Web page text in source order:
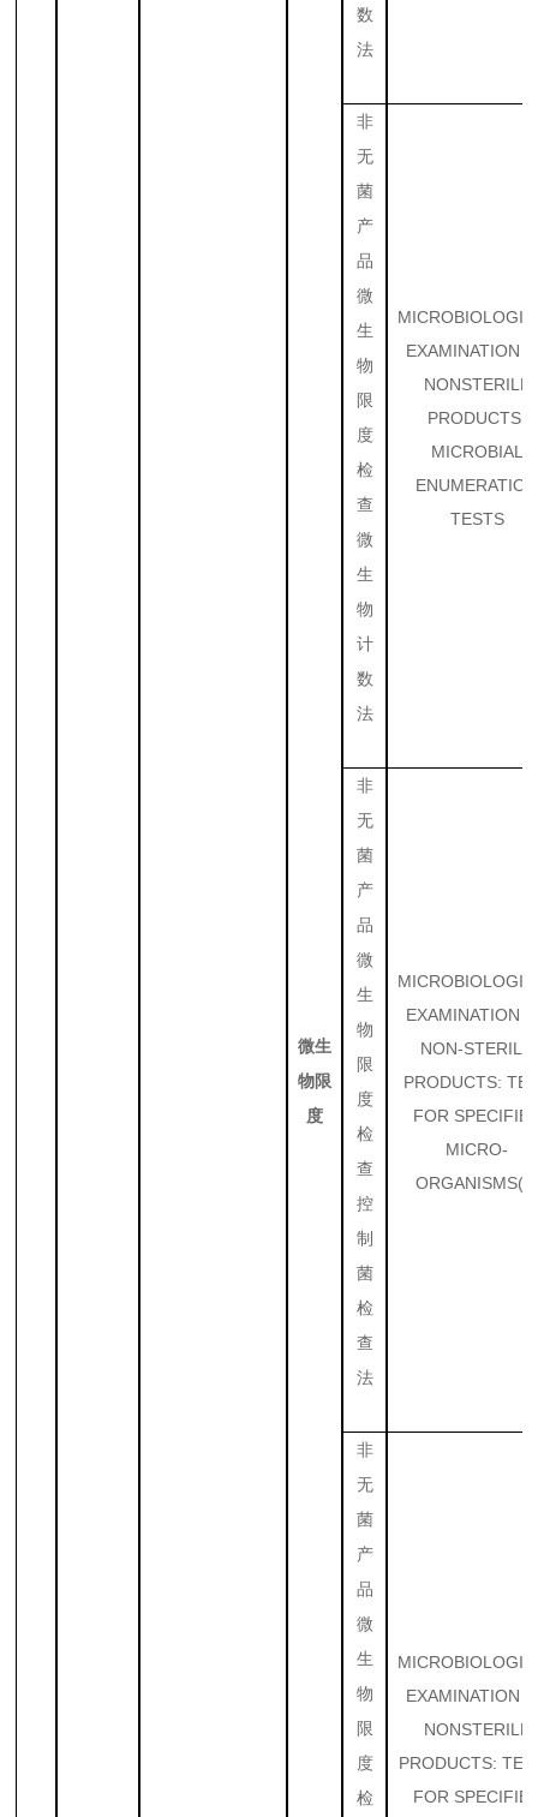
微生
物限
度
数
法
非
无
菌
产
品
微
生
物
限
度
检
查
微
生
物
计
数
法
EXAMINATION
NONSTERILE
PRODUCTS:
MICROBIAL
ENUMERATION
TESTS
非
无
菌
产
品
微
生
物
限
度
检
查
控
制
菌
检
查
法
EXAMINATION
NON-STERILE
PRODUCTS:
FOR
MICRO-
ORGANISMS(3)
非
无
菌
产
品
微
生
物
限
度
检
EXAMINATION
NONSTERILE
PRODUCTS:
FOR